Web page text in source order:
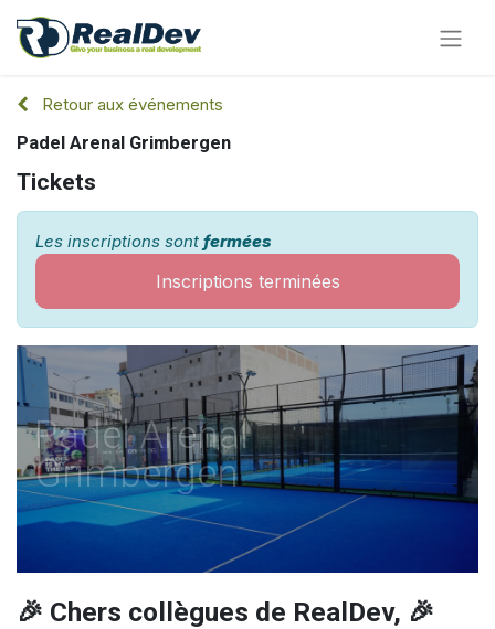
Retour aux événements
Padel Arenal Grimbergen
Tickets
Les inscriptions sont fermées
Inscriptions terminées
Padel Arenal
Grimbergen
🎉 Chers collègues de RealDev, 🎉